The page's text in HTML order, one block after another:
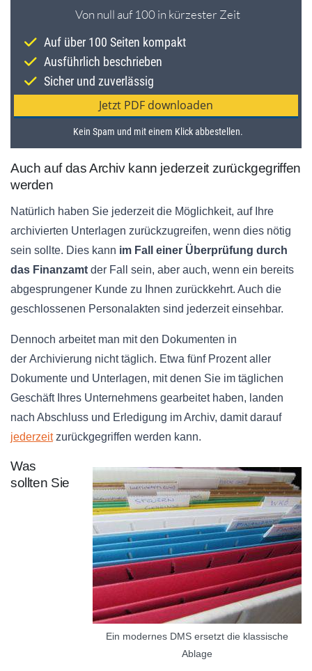
Auch auf das Archiv kann jederzeit zurückgegriffen
werden
Natürlich haben Sie jederzeit die Möglichkeit, auf Ihre
archivierten Unterlagen zurückzugreifen, wenn dies nötig
sein sollte. Dies kann im Fall einer Überprüfung durch
das Finanzamt der Fall sein, aber auch, wenn ein bereits
abgesprungener Kunde zu Ihnen zurückkehrt. Auch die
geschlossenen Personalakten sind jederzeit einsehbar.
Dennoch arbeitet man mit den Dokumenten in
der Archivierung nicht täglich. Etwa fünf Prozent aller
Dokumente und Unterlagen, mit denen Sie im täglichen
Geschäft Ihres Unternehmens gearbeitet haben, landen
nach Abschluss und Erledigung im Archiv, damit darauf
jederzeitzurückgegriffen werden kann.
Ein modernes DMS ersetzt die klassische
Ablage
Was
sollten Sie